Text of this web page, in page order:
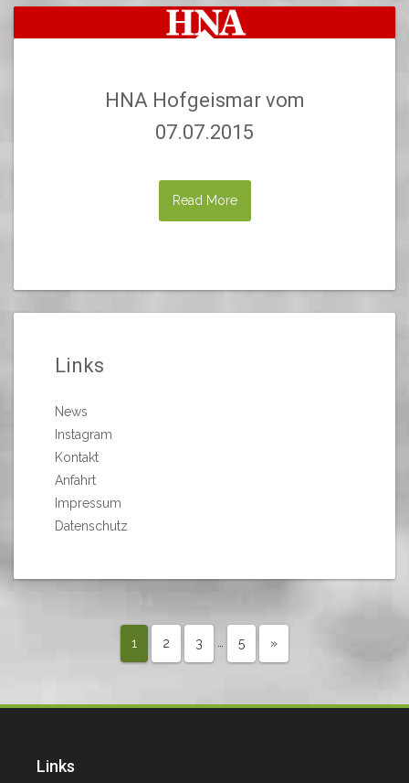
HNA Hofgeismar vom
07.07.2015
Read More
Links
News
Instagram
Kontakt
Anfahrt
Impressum
Datenschutz
1 2 3 5 »
Links